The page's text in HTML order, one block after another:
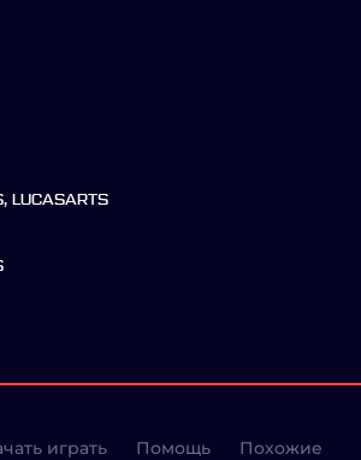
LUCASARTS
играть Помощь Похожие